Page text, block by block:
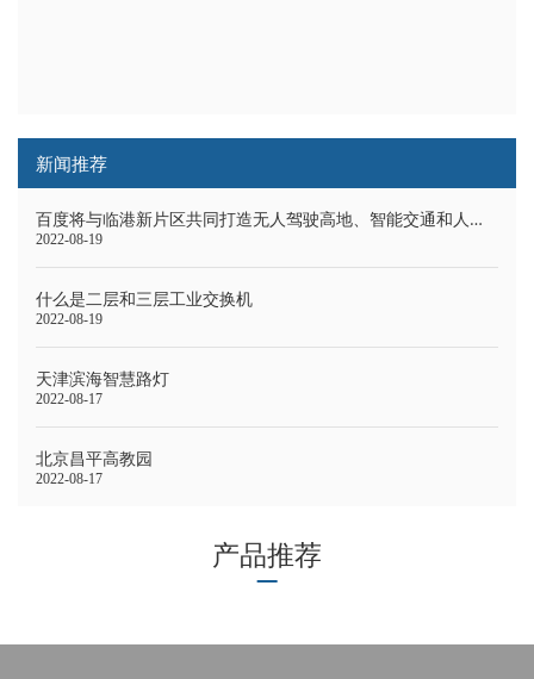
新闻推荐
百度将与临港新片区共同打造无人驾驶高地、智能交通和人工智能样板点。
2022-08-19
什么是二层和三层工业交换机
2022-08-19
天津滨海智慧路灯
2022-08-17
北京昌平高教园
2022-08-17
产品推荐